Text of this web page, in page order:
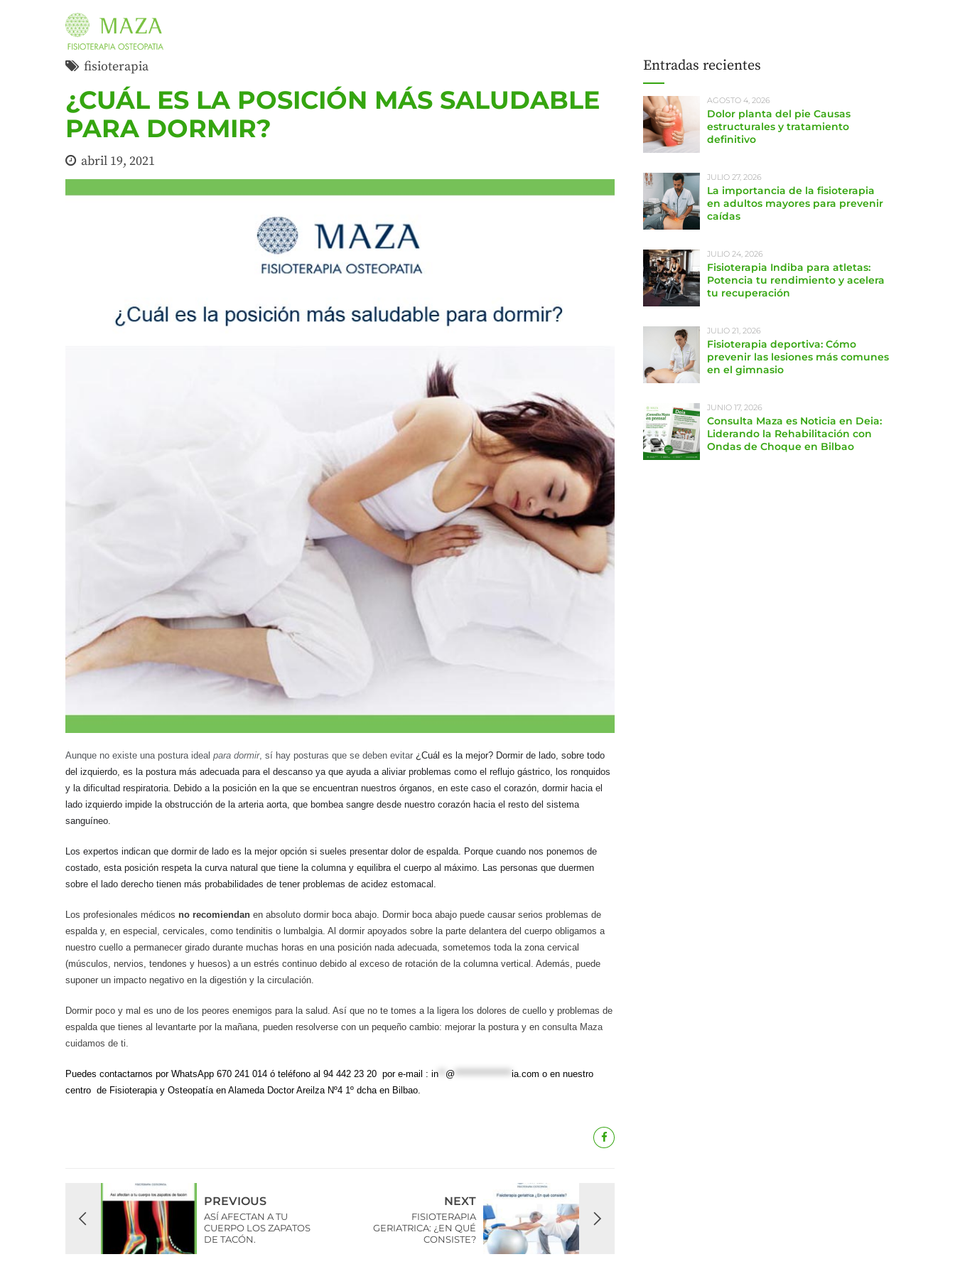
fisioterapia
¿CUÁL ES LA POSICIÓN MÁS SALUDABLE
PARA DORMIR?
abril 19, 2021
Aunque no existe una postura ideal para dormir, sí hay posturas que se deben evitar ¿Cuál es la mejor? Dormir de lado, sobre todo
del izquierdo, es la postura más adecuada para el descanso ya que ayuda a aliviar problemas como el reflujo gástrico, los ronquidos
y la dificultad respiratoria. Debido a la posición en la que se encuentran nuestros órganos, en este caso el corazón, dormir hacia el
lado izquierdo impide la obstrucción de la arteria aorta, que bombea sangre desde nuestro corazón hacia el resto del sistema
sanguíneo.
Los expertos indican que dormir de lado es la mejor opción si sueles presentar dolor de espalda. Porque cuando nos ponemos de
costado, esta posición respeta la curva natural que tiene la columna y equilibra el cuerpo al máximo. Las personas que duermen
sobre el lado derecho tienen más probabilidades de tener problemas de acidez estomacal.
Los profesionales médicos no recomiendan en absoluto dormir boca abajo. Dormir boca abajo puede causar serios problemas de
espalda y, en especial, cervicales, como tendinitis o lumbalgia. Al dormir apoyados sobre la parte delantera del cuerpo obligamos a
nuestro cuello a permanecer girado durante muchas horas en una posición nada adecuada, sometemos toda la zona cervical
(músculos, nervios, tendones y huesos) a un estrés continuo debido al exceso de rotación de la columna vertical. Además, puede
suponer un impacto negativo en la digestión y la circulación.
Dormir poco y mal es uno de los peores enemigos para la salud. Así que no te tomes a la ligera los dolores de cuello y problemas de
espalda que tienes al levantarte por la mañana, pueden resolverse con un pequeño cambio: mejorar la postura y en consulta Maza
cuidamos de ti.
Puedes contactarnos por WhatsApp 670 241 014 ó teléfono al 94 442 23 20 por e-mail : in @ ia.com o en nuestro
centro de Fisioterapia y Osteopatía en Alameda Doctor Areilza Nº4 1º dcha en Bilbao.
PREVIOUS
ASÍ AFECTAN A TU
CUERPO LOS ZAPATOS
DE TACÓN.
NEXT
FISIOTERAPIA
GERIATRICA: ¿EN QUÉ
CONSISTE?
Entradas recientes
AGOSTO 4, 2026
Dolor planta del pie Causas
estructurales y tratamiento
definitivo
JULIO 27, 2026
La importancia de la fisioterapia
en adultos mayores para prevenir
caídas
JULIO 24, 2026
Fisioterapia Indiba para atletas:
Potencia tu rendimiento y acelera
tu recuperación
JULIO 21, 2026
Fisioterapia deportiva: Cómo
prevenir las lesiones más comunes
en el gimnasio
JUNIO 17, 2026
Consulta Maza es Noticia en Deia:
Liderando la Rehabilitación con
Ondas de Choque en Bilbao